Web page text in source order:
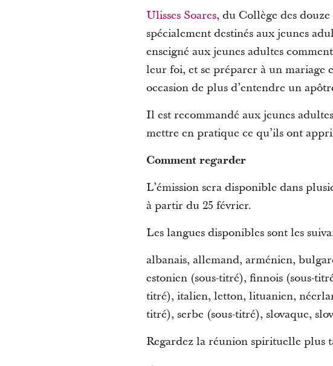
Ulisses Soares, du Collège des douze
spécialement destinés aux jeunes
enseigné aux jeunes adultes
leur foi, et se préparer à un mariage
occasion de plus d’entendre un
Il est recommandé aux jeunes
mettre en pratique ce qu’ils ont
Comment regarder
L’émission sera disponible dans
à partir du 25 février.
Les langues disponibles sont les
albanais, allemand, arménien,
estonien (sous-titré), finnois (sous-
titré), italien, letton, lituanien,
titré), serbe (sous-titré), slovaque,
Regardez la réunion spirituelle plus